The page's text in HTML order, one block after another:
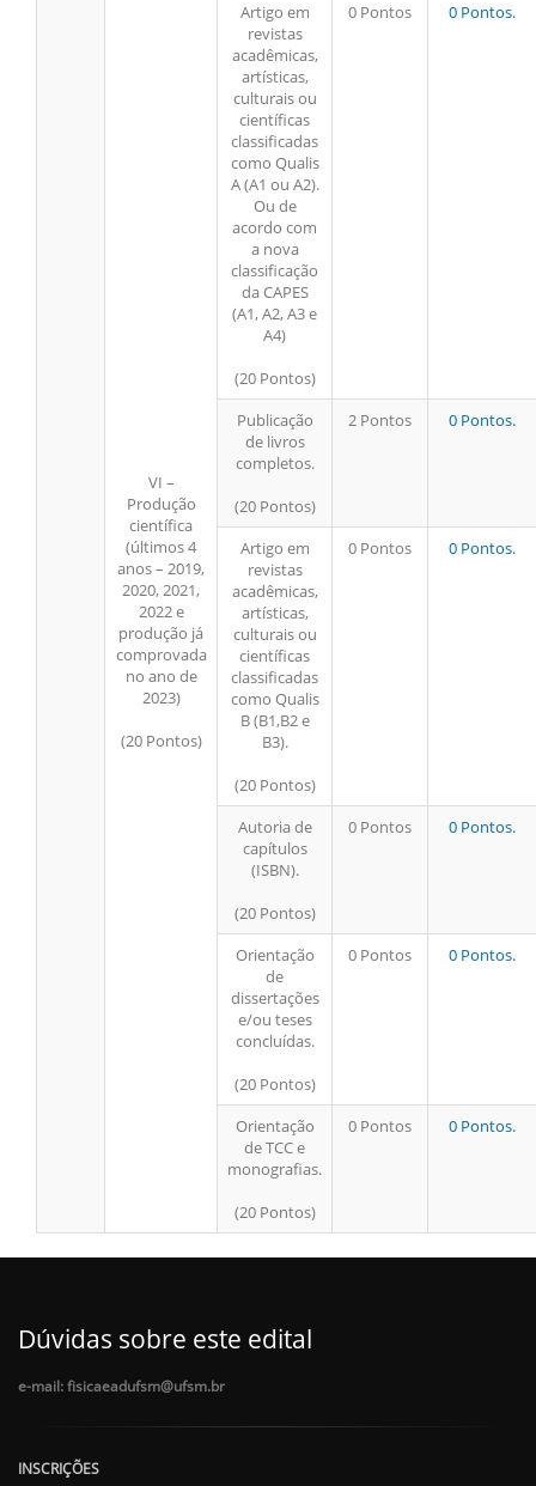
VI –
Produção
científica
(últimos 4
anos – 2019,
2020, 2021,
2022 e
produção já
comprovada
no ano de
2023)
(20 Pontos)
Artigo em
revistas
acadêmicas,
artísticas,
culturais ou
científicas
classificadas
como Qualis
A (A1 ou A2).
Ou de
acordo com
a nova
classificação
da CAPES
(A1, A2, A3 e
A4)
(20 Pontos)
0 Pontos 0 Pontos.
Publicação
de livros
completos.
(20 Pontos)
2 Pontos 0 Pontos.
Artigo em
revistas
acadêmicas,
artísticas,
culturais ou
científicas
classificadas
como Qualis
B (B1,B2 e
B3).
(20 Pontos)
0 Pontos 0 Pontos.
Autoria de
capítulos
(ISBN).
(20 Pontos)
0 Pontos 0 Pontos.
Orientação
de
dissertações
e/ou teses
concluídas.
(20 Pontos)
0 Pontos 0 Pontos.
Orientação
de TCC e
monografias.
(20 Pontos)
0 Pontos 0 Pontos.
Dúvidas sobre este edital
e-mail: fisicaeadufsm@ufsm.br
INSCRIÇÕES